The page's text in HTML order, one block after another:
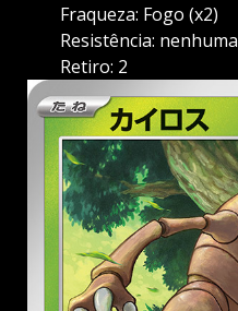
Fraqueza: Fogo (x2)
Resistência: nenhuma
Retiro: 2